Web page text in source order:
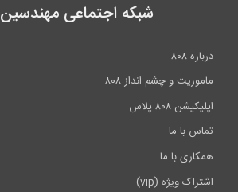
شبکه اجتماعی مهندسین 808
درباره ۸۰۸
ماموریت و چشم انداز ۸۰۸
اپلیکیشن ۸۰۸ پلاس
تماس با ما
همکاری با ما
اشتراک ویژه (vip)